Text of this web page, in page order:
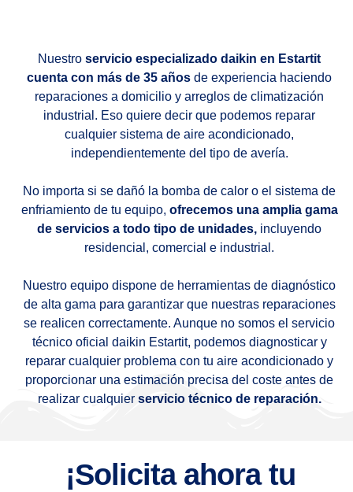
Nuestro servicio especializado daikin en Estartit
cuenta con más de 35 años de experiencia haciendo
reparaciones a domicilio y arreglos de climatización
industrial. Eso quiere decir que podemos reparar
cualquier sistema de aire acondicionado,
independientemente del tipo de avería.
No importa si se dañó la bomba de calor o el sistema de
enfriamiento de tu equipo, ofrecemos una amplia gama
de servicios a todo tipo de unidades, incluyendo
residencial, comercial e industrial.
Nuestro equipo dispone de herramientas de diagnóstico
de alta gama para garantizar que nuestras reparaciones
se realicen correctamente. Aunque no somos el servicio
técnico oficial daikin Estartit, podemos diagnosticar y
reparar cualquier problema con tu aire acondicionado y
proporcionar una estimación precisa del coste antes de
realizar cualquierservicio técnico de reparación.
¡Solicita ahora tu